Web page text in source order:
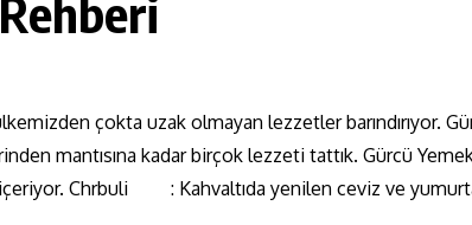
çokta uzak olmayan lezzetler barındırıyor.
mantısına kadar birçok lezzeti tattık. Gürcü
Chrbuli : Kahvaltıda yenilen ceviz ve